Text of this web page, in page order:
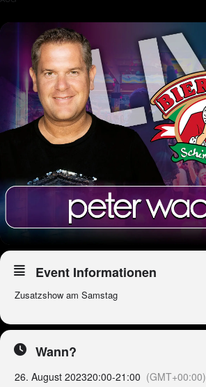
Event Informationen
Zusatzshow am Samstag
Wann?
26. August 202320:00-21:00 (GMT+00:00)